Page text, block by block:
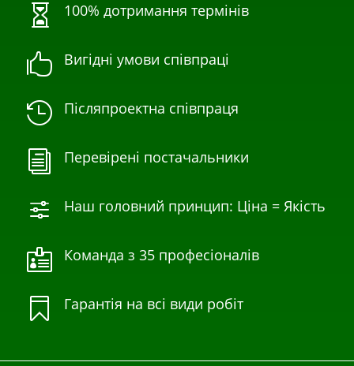
 100% дотримання термінів
 Вигідні умови співпраці
 Післяпроектна співпраця
i Перевірені постачальники
f Наш головний принцип: Ціна = Якість
 Команда з 35 професіоналів
 Гарантія на всі види робіт